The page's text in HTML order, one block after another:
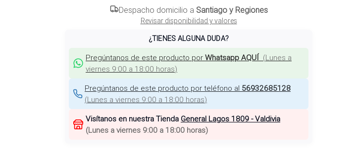
Despacho domicilio a Santiago y Regiones
Revisar disponibilidad y valores
¿TIENES ALGUNA DUDA?
Pregúntanos de este producto por Whatsapp AQUÍ (Lunes a
viernes 9:00 a 18:00 horas)
Pregúntanos de este producto por teléfono al 56932685128
(Lunes a viernes 9:00 a 18:00 horas)
Visítanos en nuestra Tienda General Lagos 1809 - Valdivia
(Lunes a viernes 9:00 a 18:00 horas)